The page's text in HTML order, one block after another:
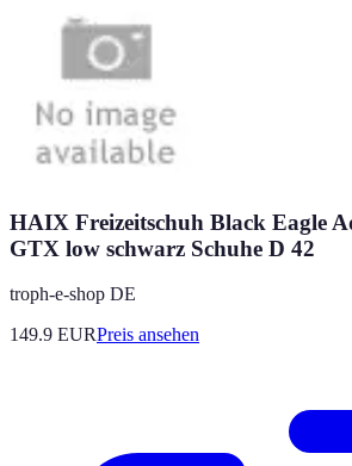
HAIX Freizeitschuh Black Eagle
GTX low schwarz Schuhe D 42
troph-e-shop DE
149.9 EURPreis ansehen